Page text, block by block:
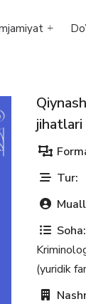
jihatlari
Tur:
Soha:
(yuridik